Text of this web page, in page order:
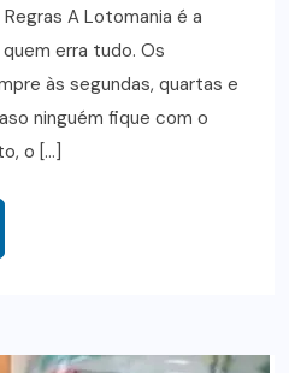
A Lotomania é a
erra tudo. Os
às segundas, quartas e
ninguém fique com o
o […]